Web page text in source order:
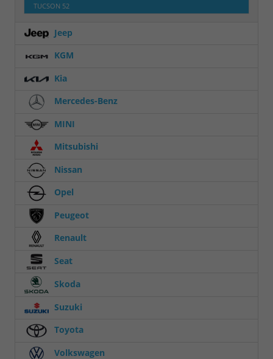
TUCSON 52
Jeep
KGM
Kia
Mercedes-Benz
MINI
Mitsubishi
Nissan
Opel
Peugeot
Renault
Seat
Skoda
Suzuki
Toyota
Volkswagen